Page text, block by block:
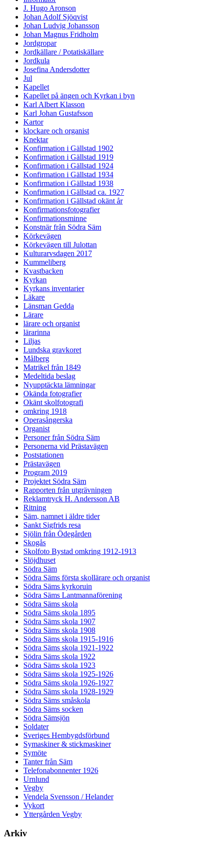
J. Hugo Aronson
Johan Adolf Sjöqvist
Johan Ludvig Johansson
Johan Magnus Fridholm
Jordgropar
Jordkällare / Potatiskällare
Jordkula
Josefina Andersdotter
Jul
Kapellet
Kapellet på ängen och Kyrkan i byn
Karl Albert Klasson
Karl Johan Gustafsson
Kartor
klockare och organist
Knektar
Konfirmation i Gällstad 1902
Konfirmation i Gällstad 1919
Konfirmation i Gällstad 1924
Konfirmation i Gällstad 1934
Konfirmation i Gällstad 1938
Konfirmation i Gällstad ca. 1927
Konfirmation i Gällstad okänt år
Konfirmationsfotografier
Konfirmationsminne
Konstnär från Södra Säm
Körkevägen
Körkevägen till Julottan
Kulturarvsdagen 2017
Kummeliberg
Kvastbacken
Kyrkan
Kyrkans inventarier
Läkare
Länsman Gedda
Lärare
lärare och organist
lärarinna
Liljas
Lundska gravkoret
Målberg
Matrikel från 1849
Medeltida beslag
Nyupptäckta lämningar
Okända fotografier
Okänt skolfotografi
omkring 1918
Operasångerska
Organist
Personer från Södra Säm
Personerna vid Prästavägen
Poststationen
Prästavägen
Program 2019
Projektet Södra Säm
Rapporten från utgrävningen
Reklamtryck H. Andersson AB
Ritning
Säm, namnet i äldre tider
Sankt Sigfrids resa
Sjölin från Ödegården
Skogås
Skolfoto Bystad omkring 1912-1913
Slöjdhuset
Södra Säm
Södra Säms första skollärare och organist
Södra Säms kyrkoruin
Södra Säms Lantmannaförening
Södra Säms skola
Södra Säms skola 1895
Södra Säms skola 1907
Södra Säms skola 1908
Södra Säms skola 1915-1916
Södra Säms skola 1921-1922
Södra Säms skola 1922
Södra Säms skola 1923
Södra Säms skola 1925-1926
Södra Säms skola 1926-1927
Södra Säms skola 1928-1929
Södra Säms småskola
Södra Säms socken
Södra Sämsjön
Soldater
Sveriges Hembygdsförbund
Symaskiner & stickmaskiner
Symöte
Tanter från Säm
Telefonabonnenter 1926
Urnlund
Vegby
Vendela Svensson / Helander
Vykort
Yttergården Vegby
Arkiv